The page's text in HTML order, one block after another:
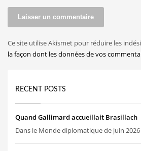
Ce site utilise Akismet pour réduire les
la façon dont les données de vos
RECENT POSTS
Quand Gallimard accueillait Brasillach
Dans le Monde diplomatique de juin 2026